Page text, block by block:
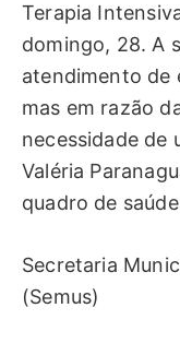
Terapia
domingo, 28. A
atendimento de
mas em razão
necessidade de
Valéria
quadro de
Secretaria
(Semus)